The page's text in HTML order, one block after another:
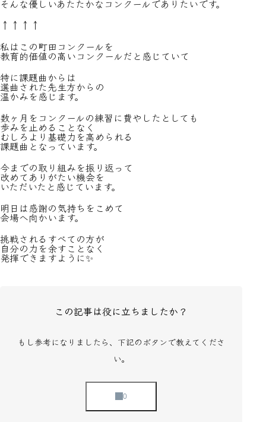
そんな優しいあたたかなコンクールでありたいです。
↑↑↑↑
私はこの町田コンクールを
教育的価値の高いコンクールだと感じていて
特に課題曲からは
選曲された先生方からの
温かみを感じます。
数ヶ月をコンクールの練習に費やしたとしても
歩みを止めることなく
むしろより基礎力を高められる
課題曲となっています。
今までの取り組みを振り返って
改めてありがたい機会を
いただいたと感じています。
明日は感謝の気持ちをこめて
会場へ向かいます。
挑戦されるすべての方が
自分の力を余すことなく
発揮できますように✨
この記事は役に立ちましたか？
もし参考になりましたら、下記のボタンで教えてくださ
い。